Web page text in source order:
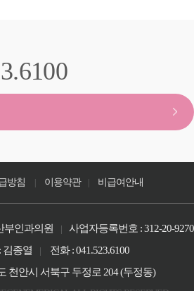
방침 이용약관 비급여안내
부인과의원
사업자등록번호 : 312-20-
김종열
전화 : 041.523.6100
천안시 서북구 두정로 204 (두정동)